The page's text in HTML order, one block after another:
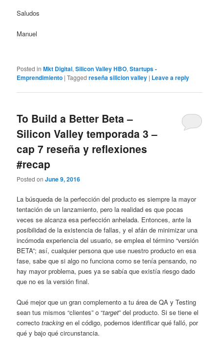
Saludos
Manuel
Posted in Mkt Digital,Silicon Valley HBO,Startups -
Emprendimiento |Tagged reseña silicion valley | Leave a reply
To Build a Better Beta –
Silicon Valley temporada 3 –
cap 7 reseña y reflexiones
#recap
Posted onJune 9, 2016
La búsqueda de la perfección del producto es siempre la mayor
tentación de un lanzamiento, pero la realidad es que pocas
veces se alcanza esa perfección anhelada. Entonces, ante la
posibilidad de la existencia de fallas, y el afán de minimizar una
incómoda experiencia del usuario, se emplea el término “versión
BETA”; así, cualquier persona que use nuestro producto en esa
fase, sabe que si algo no funciona como se tenía pensando, no
hay mayor problema, pues ya se sabía que existía riesgo dado
que no es la versión final.
Qué mejor que un gran complemento a tu área de QA y Testing
sean tus mismos “clientes” o “target” del producto. Si se tiene el
correcto trackingen el código, podemos identificar qué falló, por
qué y bajo qué circunstancia.